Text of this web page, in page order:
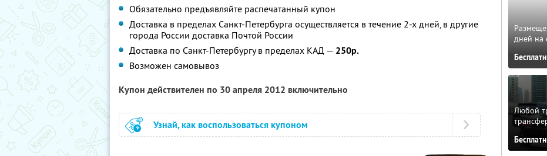
Обязательно предъявляйте распечатанный купон
Доставка в пределах Санкт-Петербурга осуществляется в течение 2-х дней, в другие
города России доставка Почтой России
Доставка по Санкт-Петербургу в пределах КАД — 250р.
Возможен самовывоз
Купон действителен по 30 апреля 2012 включительно
Узнай, как воспользоваться купоном
дней на
Любой